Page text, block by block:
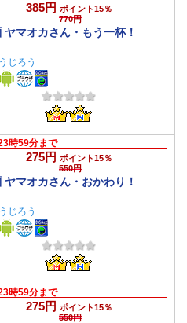
385円 ポイント15％
770円
マオカさん・もう一杯！
じろう
時59分まで
275円 ポイント15％
550円
マオカさん・おかわり！
じろう
時59分まで
275円 ポイント15％
550円